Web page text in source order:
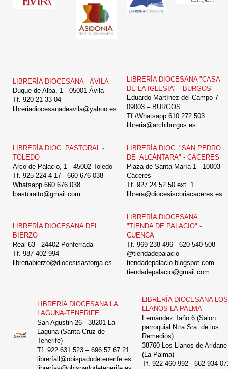
LIBRERÍA DIOCESANA - ÁVILA
Duque de Alba, 1 - 05001 Ávila
Tf. 920 21 33 04
libreriadiocesanadeavila@yahoo.es
LIBRERÍA DIOCESANA "CASA
DE LA IGLESIA" - BURGOS
Eduardo Martínez del Campo 7 -
09003 – BURGOS
Tf./Whatsapp 610 272 503
libreria@archiburgos.es
LIBRERÍA DIOC. PASTORAL -
TOLEDO
Arco de Palacio, 1 - 45002 Toledo
Tf. 925 224 4 17 - 660 676 038
Whatsapp 660 676 038
lpastoralto@gmail.com
LIBRERÍA DIOC. "SAN PEDRO
DE ALCÁNTARA" - CÁCERES
Plaza de Santa María 1 - 10003
Cáceres
Tf. 927 24 52 50 ext. 1
librera@diocesiscoriacaceres.es
LIBRERÍA DIOCESANA DEL
BIERZO
Real 63 - 24402 Ponferrada
Tf. 987 402 994
libreriabierzo@diocesisastorga.es
LIBRERÍA DIOCESANA
"TIENDA DE PALACIO" -
CUENCA
Tf. 969 238 496 - 620 540 508
@tiendadepalacio
tiendadepalacio.blogspot.com
tiendadepalacio@gmail.com
LIBRERÍA DIOCESANA LA
LAGUNA-TENERIFE
San Agustin 26 - 38201 La
Laguna (Santa Cruz de
Tenerife)
Tf. 922 631 523 – 696 57 67 21
libreríall@obispadodetenerife.es
LIBRERÍA DIOCESANA LOS
LLANOS-LA PALMA
Fernández Taño 6 (Salon
parroquial Ntra.Sra. de los
Remedios)
38760 Los Llanos de Aridane
(La Palma)
Tf. 922 460 992 - 662 934